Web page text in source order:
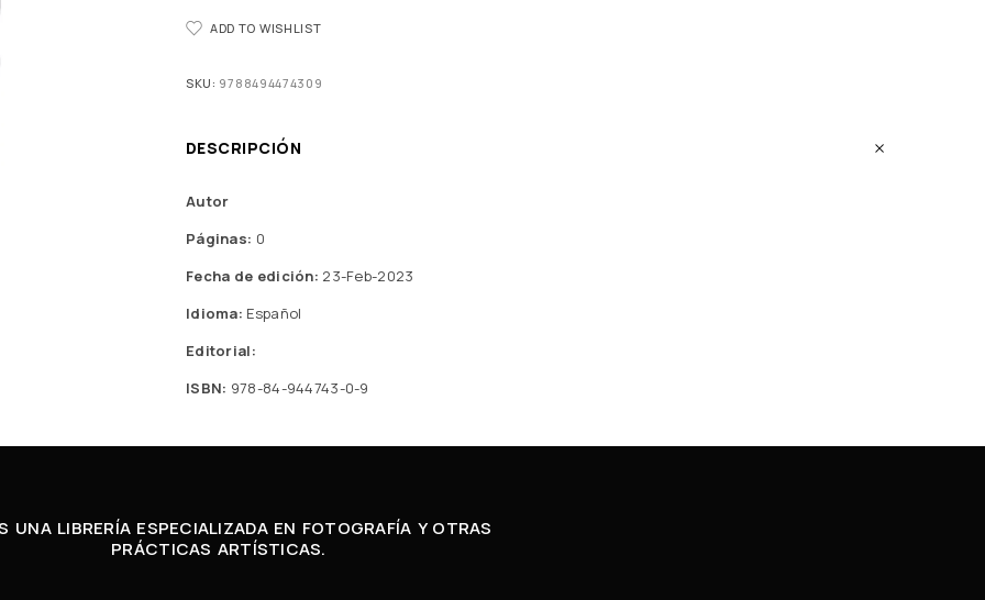
ADD TO WISHLIST
SKU: 9788494474309
DESCRIPCIÓN
Autor
Páginas: 0
Fecha de edición: 23-Feb-2023
Idioma: Español
Editorial:
ISBN: 978-84-944743-0-9
UNA LIBRERÍA ESPECIALIZADA EN FOTOGRAFÍA Y OTRAS
PRÁCTICAS ARTÍSTICAS.